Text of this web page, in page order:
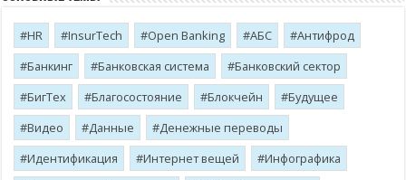
HR InsurTech Open Banking АБС
Антифрод
Банкинг
Банковская система
Банковский сектор
БигТех
Благосостояние Блокчейн
Будущее
Видео
Данные
Денежные переводы
Идентификация
Интернет вещей
Инфографика